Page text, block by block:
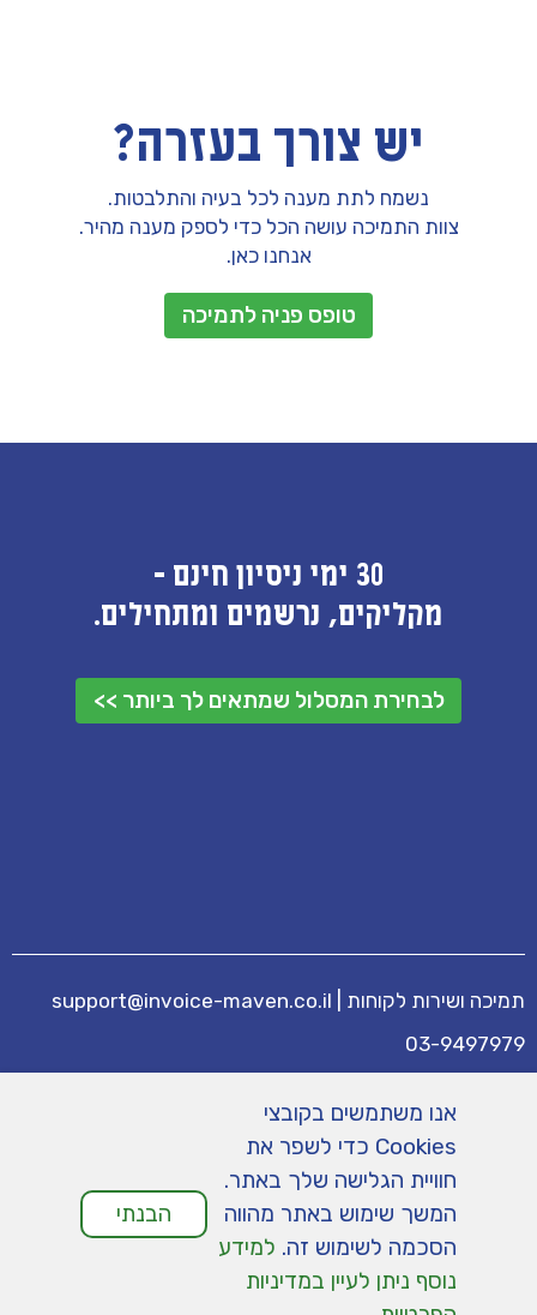
יש צורך בעזרה?
נשמח לתת מענה לכל בעיה והתלבטות.
צוות התמיכה עושה הכל כדי לספק מענה מהיר.
אנחנו כאן.
טופס פניה לתמיכה
30 ימי ניסיון חינם -
מקליקים, נרשמים ומתחילים.
לבחירת המסלול שמתאים לך ביותר >>
תמיכה ושירות לקוחות support@invoice-maven.co.il
03-9497979
תמיכה
הצהרת נגישות
| מדיניות פרטיות
אנו משתמשים בקובצי
Cookies כדי לשפר את
חוויית הגלישה שלך באתר.
המשך שימוש באתר מהווה
הסכמה לשימוש זה. למידע
נוסף ניתן לעיין במדיניות
הבנתי